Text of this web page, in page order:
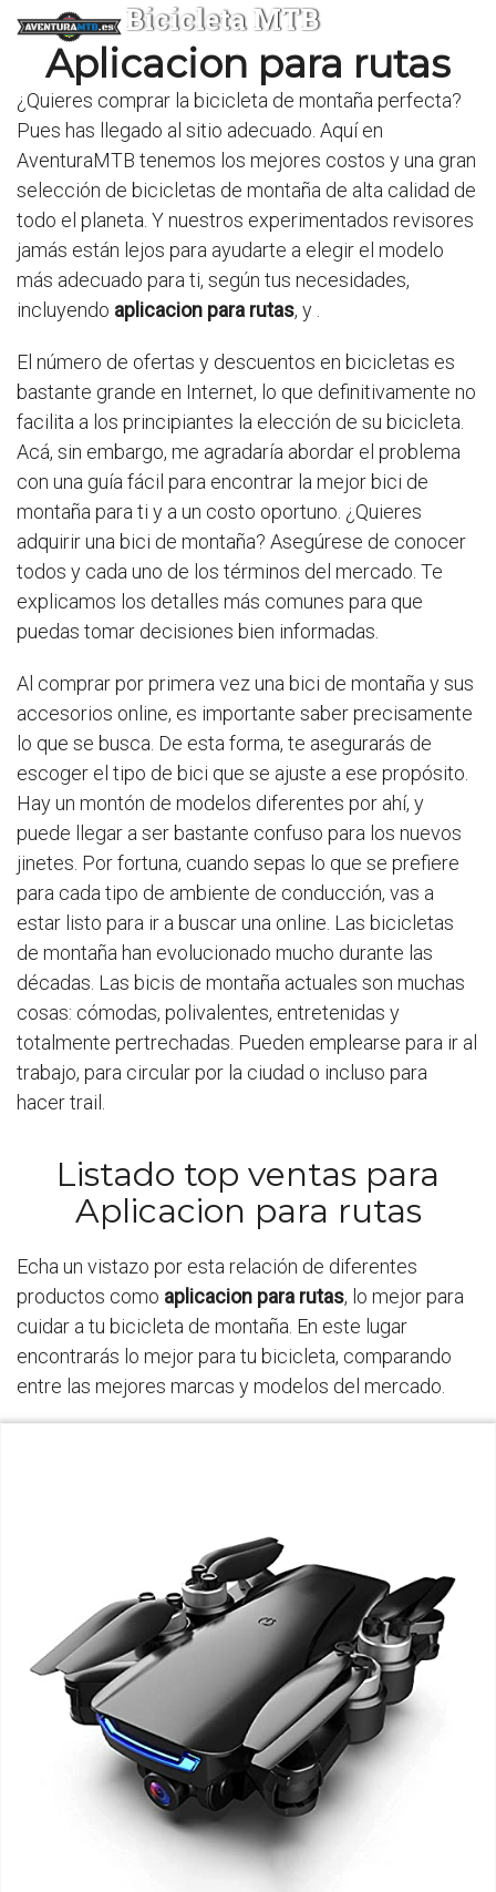
Bicicleta MTB
Aplicacion para rutas
¿Quieres comprar la bicicleta de montaña perfecta?
Pues has llegado al sitio adecuado. Aquí en
AventuraMTB tenemos los mejores costos y una gran
selección de bicicletas de montaña de alta calidad de
todo el planeta. Y nuestros experimentados revisores
jamás están lejos para ayudarte a elegir el modelo
más adecuado para ti, según tus necesidades,
incluyendo aplicacion para rutas, y
El número de ofertas y descuentos en bicicletas es
bastante grande en Internet, lo que definitivamente no
facilita a los principiantes la elección de su bicicleta.
Acá, sin embargo, me agradaría abordar el problema
con una guía fácil para encontrar la mejor bici de
montaña para ti y a un costo oportuno. ¿Quieres
adquirir una bici de montaña? Asegúrese de conocer
todos y cada uno de los términos del mercado. Te
explicamos los detalles más comunes para que
puedas tomar decisiones bien informadas.
Al comprar por primera vez una bici de montaña y sus
accesorios online, es importante saber precisamente
lo que se busca. De esta forma, te asegurarás de
escoger el tipo de bici que se ajuste a ese propósito.
Hay un montón de modelos diferentes por ahí, y
puede llegar a ser bastante confuso para los nuevos
jinetes. Por fortuna, cuando sepas lo que se prefiere
para cada tipo de ambiente de conducción, vas a
estar listo para ir a buscar una online. Las bicicletas
de montaña han evolucionado mucho durante las
décadas. Las bicis de montaña actuales son muchas
cosas: cómodas, polivalentes, entretenidas y
totalmente pertrechadas. Pueden emplearse para ir al
trabajo, para circular por la ciudad o incluso para
hacer trail.
Listado top ventas para
Aplicacion para rutas
Echa un vistazo por esta relación de diferentes
productos como aplicacion para rutas, lo mejor para
cuidar a tu bicicleta de montaña. En este lugar
encontrarás lo mejor para tu bicicleta, comparando
entre las mejores marcas y modelos del mercado.